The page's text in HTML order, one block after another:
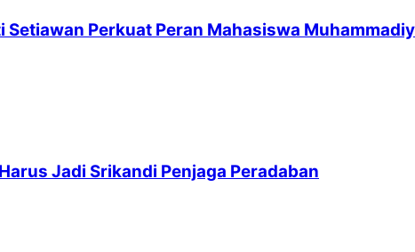
Setiawan Perkuat Peran Mahasiswa
Jadi Srikandi Penjaga Peradaban